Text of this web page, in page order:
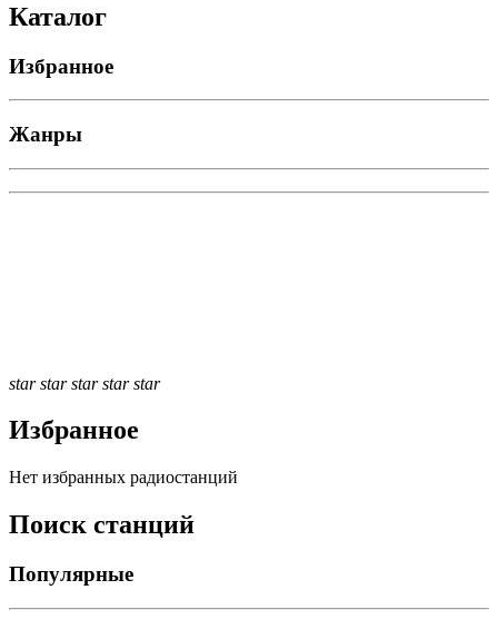
Каталог
Избранное
Жанры
star star star star star
Избранное
Нет избранных радиостанций
Поиск станций
Популярные